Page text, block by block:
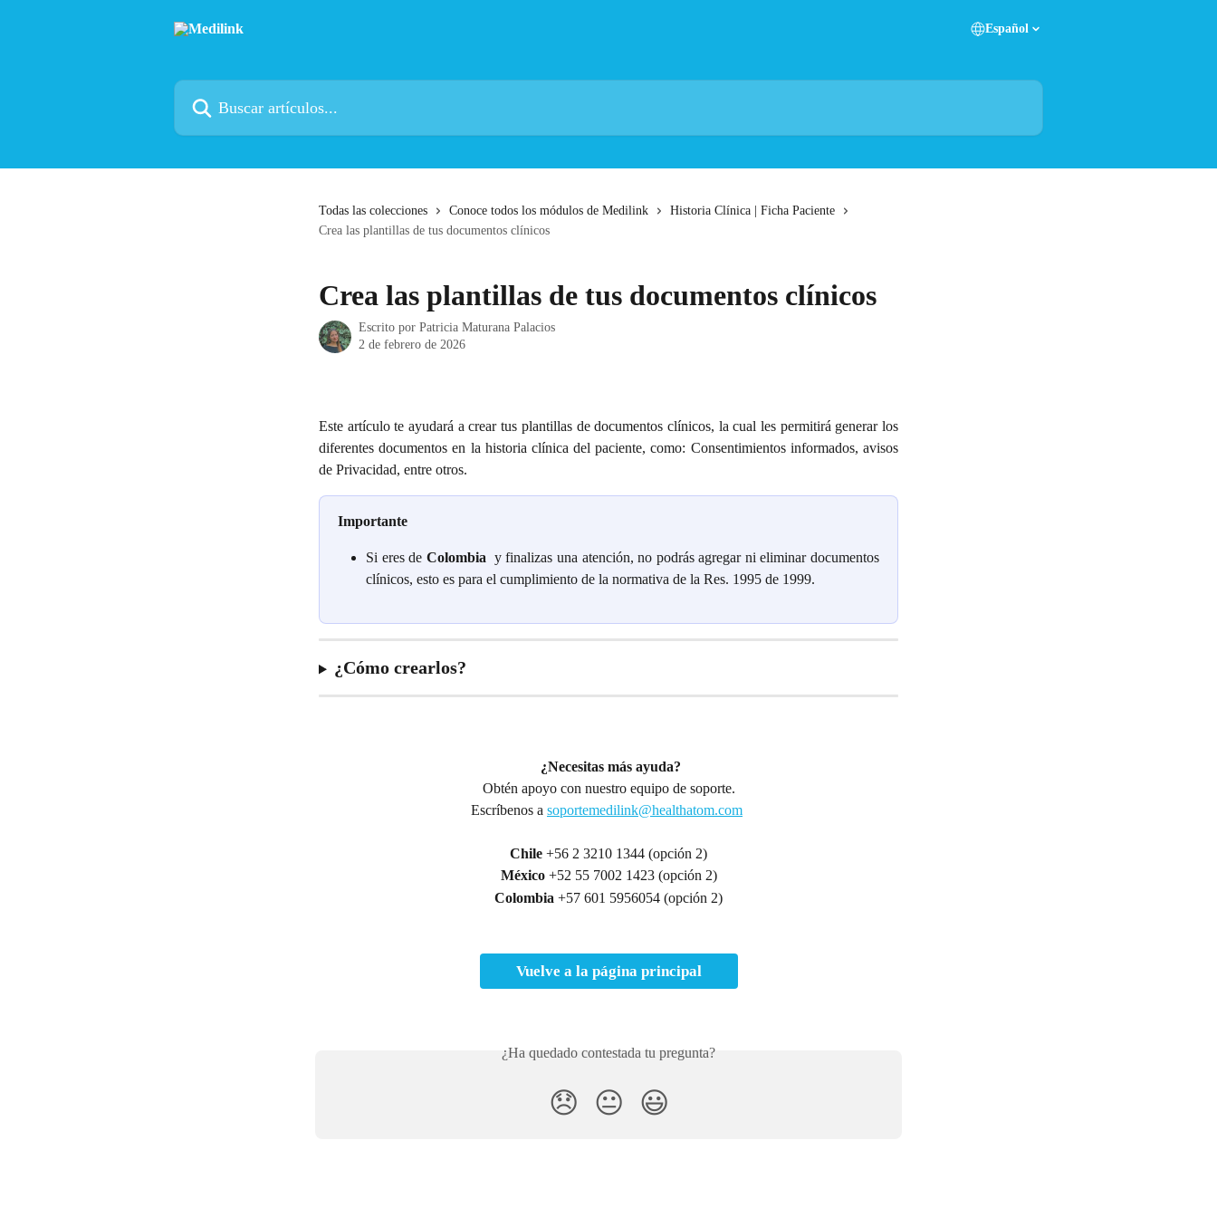
Español
Buscar artículos...
Todas las colecciones Conoce todos los módulos de Medilink
Historia Clínica | Ficha Paciente
Crea las plantillas de tus documentos clínicos
Crea las plantillas de tus documentos clínicos
Escrito por Patricia Maturana Palacios
2 de febrero de 2026
Este artículo te ayudará a crear tus plantillas de documentos clínicos, la cual les permitirá generar los
diferentes documentos en la historia clínica del paciente, como: Consentimientos informados, avisos
de Privacidad, entre otros.
Importante
Si eres de Colombia y finalizas una atención, no podrás agregar ni eliminar documentos
clínicos, esto es para el cumplimiento de la normativa de la Res. 1995 de 1999.
¿Cómo crearlos?
¿Necesitas más ayuda?
Obtén apoyo con nuestro equipo de soporte.
Escríbenos a soportemedilink@healthatom.com
Chile +56 2 3210 1344 (opción 2)
México +52 55 7002 1423 (opción 2)
Colombia +57 601 5956054 (opción 2)
Vuelve a la página principal
¿Ha quedado contestada tu pregunta?
😞 😐 😃